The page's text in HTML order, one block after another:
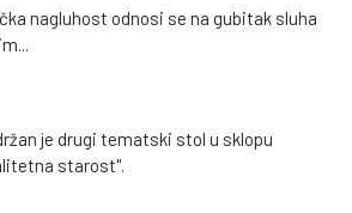
nagluhost odnosi se na gubitak sluha
je drugi tematski stol u sklopu
starost".